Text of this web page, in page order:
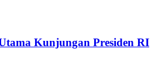
Kunjungan Presiden RI